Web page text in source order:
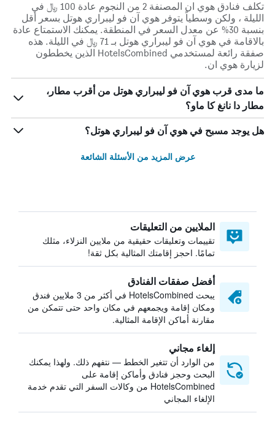
تكلف فنادق هوي ان المصنفة 2 من النجوم عادة 100 ﷼ في
الليلة ، ولكن وسطياً يتوفر هوي آن فو ليبراري هوتل بسعر أقل
بنسبة 30% عن معدل السعر في المنطقة. يمكنك الاستمتاع عادة
بالاقامة في هوي آن فو ليبراري هوتل بـ 71 ﷼ في الليلة. هذه
صفقة رائعة لمستخدمي HotelsCombined الذين يخططون
لزيارة هوي ان.
ما مدى قرب هوي آن فو ليبراري هوتل من أقرب مطار،
مطار دا نانغ كا ماو؟
هل يوجد مسبح في هوي آن فو ليبراري هوتل؟
عرض المزيد من الأسئلة الشائعة
الملايين من التعليقات
تقييمات وتعليقات حقيقية من ملايين النزلاء، مثلك
تمامًا. احجز إقامتك المثالية بكل ثقة!
أفضل صفقات الفنادق
يبحث HotelsCombined في أكثر من 3 ملايين فندق
ومكان إقامة ويجمعهم في مكان واحد حتى تتمكن من
مقارنة أماكن الإقامة المثالية.
إلغاء مجاني
من الوارد أن تتغير الخطط — نتفهم ذلك. ولهذا يمكنك
البحث وحجز فنادق وأماكن إقامة على
HotelsCombined من وكالات السفر التي تقدم خدمة
الإلغاء المجاني